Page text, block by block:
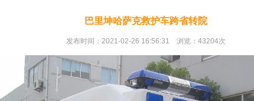
巴里坤哈萨克救护车跨省转院
发布时间：2021-02-26 16:56:31 浏览：43204次